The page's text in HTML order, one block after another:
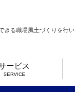
る職場風土づくりを行い
ービス
SERVICE